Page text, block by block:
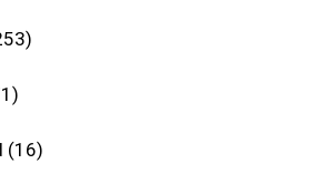
16